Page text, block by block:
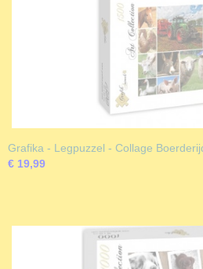
Grafika - Legpuzzel - Collage
€ 19,99